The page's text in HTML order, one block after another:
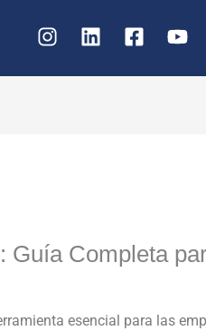
Guía Completa
esencial para las